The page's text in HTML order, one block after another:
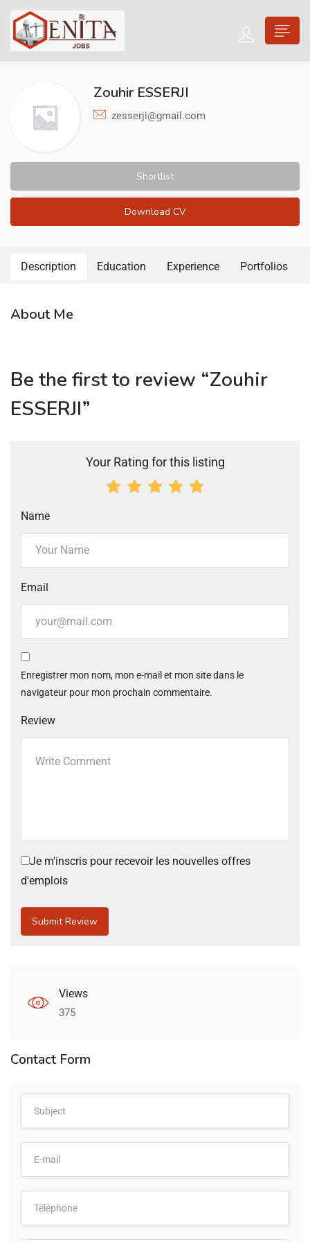
Zouhir ESSERJI
zesserji@gmail.com
Shortlist
Download CV
Description Education Experience Portfolios
About Me
Be the first to review “Zouhir
ESSERJI”
Your Rating for this listing
Name
Email
Enregistrer mon nom, mon e-mail et mon site dans le
navigateur pour mon prochain commentaire.
Review
Je m'inscris pour recevoir les nouvelles offres
d'emplois
Views
375
Contact Form